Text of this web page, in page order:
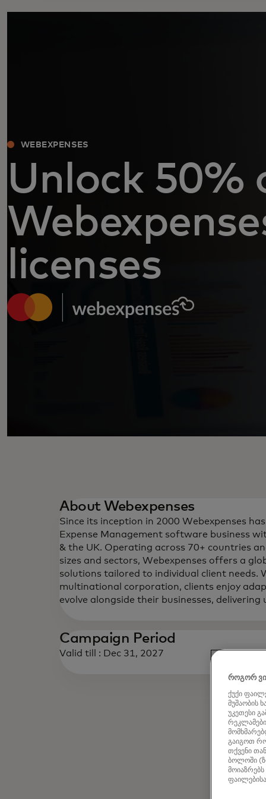
WEBEXPENSES
Unlock 50%
licenses
About Webexpenses
Since its inception in 2000 Webexpenses
Expense Management software business
& the UK. Operating across 70+ countries
sizes and sectors, Webexpenses offers a
solutions tailored to individual client needs.
multinational corporation, clients enjoy
evolve alongside their businesses, delivering
Campaign Period
Valid till : Dec 31, 2027
როგორ
ქუქი
მუშაობის
უკეთესი
გაიგოთ
თქვენი
ბოლოში